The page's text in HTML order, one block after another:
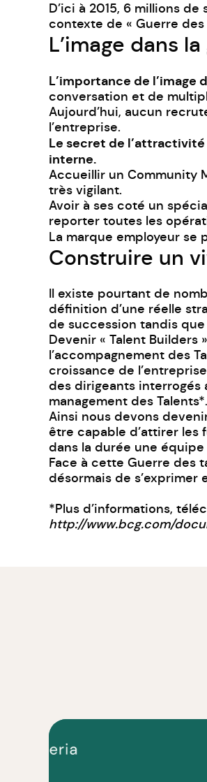
D’ici à 2015, 6 millions
contexte de « Guerre des
L’image dans
L’importance de
conversation et de
Aujourd’hui, aucun
l’entreprise.
Le secret de
interne.
Accueillir un Community
très vigilant.
Avoir à ses coté un
reporter toutes les
La marque employeur se
Construire un
Il existe pourtant de
définition d’une réelle
de succession tandis
Devenir « Talent Builders
l’accompagnement des
croissance de
des dirigeants interrogés
management des Talents*.
Ainsi nous devons
être capable d’attirer les
dans la durée une
Face à cette Guerre des
désormais de s’exprimer
*Plus d’informations,
http://www.bcg.com/